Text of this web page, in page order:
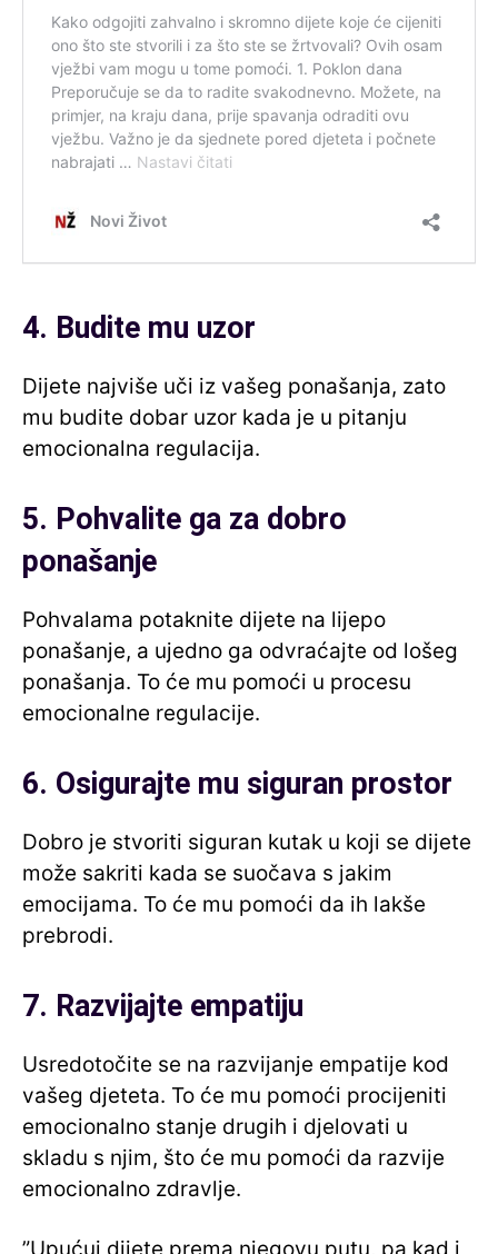
4. Budite mu uzor
Dijete najviše uči iz vašeg ponašanja, zato
mu budite dobar uzor kada je u pitanju
emocionalna regulacija.
5. Pohvalite ga za dobro
ponašanje
Pohvalama potaknite dijete na lijepo
ponašanje, a ujedno ga odvraćajte od lošeg
ponašanja. To će mu pomoći u procesu
emocionalne regulacije.
6. Osigurajte mu siguran prostor
Dobro je stvoriti siguran kutak u koji se dijete
može sakriti kada se suočava s jakim
emocijama. To će mu pomoći da ih lakše
prebrodi.
7. Razvijajte empatiju
Usredotočite se na razvijanje empatije kod
vašeg djeteta. To će mu pomoći procijeniti
emocionalno stanje drugih i djelovati u
skladu s njim, što će mu pomoći da razvije
emocionalno zdravlje.
”Upućuj dijete prema njegovu putu, pa kad i